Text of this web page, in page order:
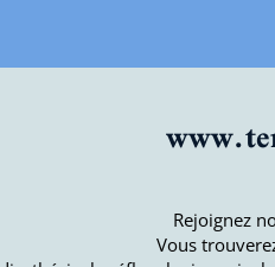
Rejoignez
Vous